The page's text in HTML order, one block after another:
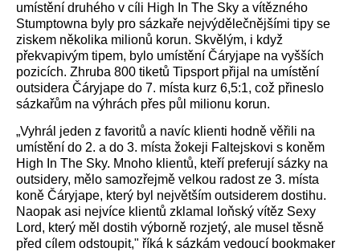
umístění druhého v cíli High In The Sky a vítězného
Stumptowna byly pro sázkaře nejvýdělečnějšími tipy se
ziskem několika milionů korun. Skvělým, i když
překvapivým tipem, bylo umístění Čáryjape na vyšších
pozicích. Zhruba 800 tiketů Tipsport přijal na umístění
outsidera Čáryjape do 7. místa kurz 6,5:1, což přineslo
sázkařům na výhrách přes půl milionu korun.
„Vyhrál jeden z favoritů a navíc klienti hodně věřili na
umístění do 2. a do 3. místa žokeji Faltejskovi s koněm
High In The Sky. Mnoho klientů, kteří preferují sázky na
outsidery, mělo samozřejmě velkou radost ze 3. místa
koně Čáryjape, který byl největším outsiderem dostihu.
Naopak asi nejvíce klientů zklamal loňský vítěz Sexy
Lord, který měl dostih výborně rozjetý, ale musel těsně
před cílem odstoupit," říká k sázkám vedoucí bookmaker